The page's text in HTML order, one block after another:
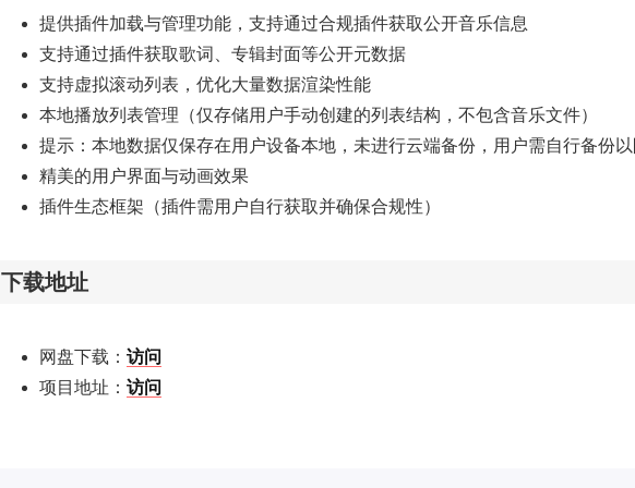
提供插件加载与管理功能，支持通过合规插件获取公开音乐信息
支持通过插件获取歌词、专辑封面等公开元数据
支持虚拟滚动列表，优化大量数据渲染性能
本地播放列表管理（仅存储用户手动创建的列表结构，不包含音乐文件）
提示：本地数据仅保存在用户设备本地，未进行云端备份，用户需自行备份
精美的用户界面与动画效果
插件生态框架（插件需用户自行获取并确保合规性）
下载地址
网盘下载： 访问
项目地址： 访问